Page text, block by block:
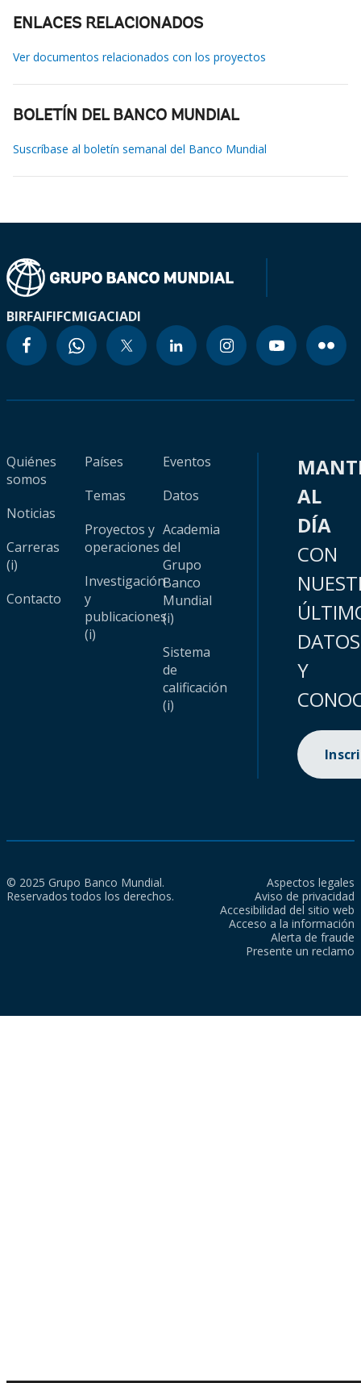
ENLACES RELACIONADOS
Ver documentos relacionados con los proyectos
BOLETÍN DEL BANCO MUNDIAL
Suscríbase al boletín semanal del Banco Mundial
BIRFAIFIFCMIGACIADI
Quiénes
somos
Noticias
Carreras
(i)
Contacto
Países
Temas
Proyectos y
operaciones
Investigación
y
publicaciones
(i)
Eventos
Datos
Academia
del
Grupo
Banco
Mundial
(i)
Sistema
de
calificación
(i)
AL
DÍA
CON
DATOS
Y
© 2025 Grupo Banco Mundial.
Reservados todos los derechos.
Aspectos legales
Aviso de privacidad
Accesibilidad del sitio web
Acceso a la información
Alerta de fraude
Presente un reclamo